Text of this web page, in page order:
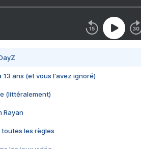
13 ans (et vous l'avez ignoré)
(littéralement)
Rayan
toutes les règles